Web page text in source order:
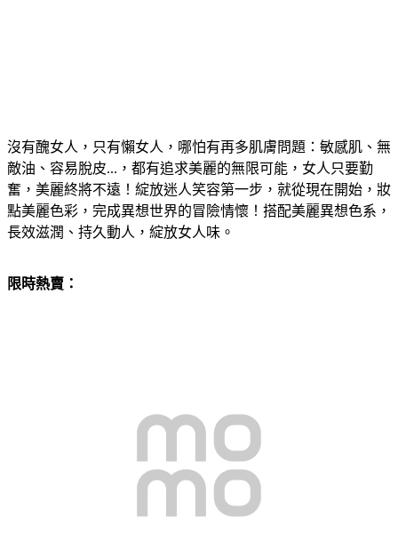
沒有醜女人，只有懶女人，哪怕有再多肌膚問題：敏感肌、無
敵油、容易脫皮...，都有追求美麗的無限可能，女人只要勤
奮，美麗終將不遠！綻放迷人笑容第一步，就從現在開始，妝
點美麗色彩，完成異想世界的冒險情懷！搭配美麗異想色系，
長效滋潤、持久動人，綻放女人味。
限時熱賣：